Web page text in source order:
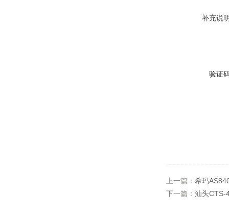
补充说
验证
上一篇： 希玛
下一篇： 汕头CTS-